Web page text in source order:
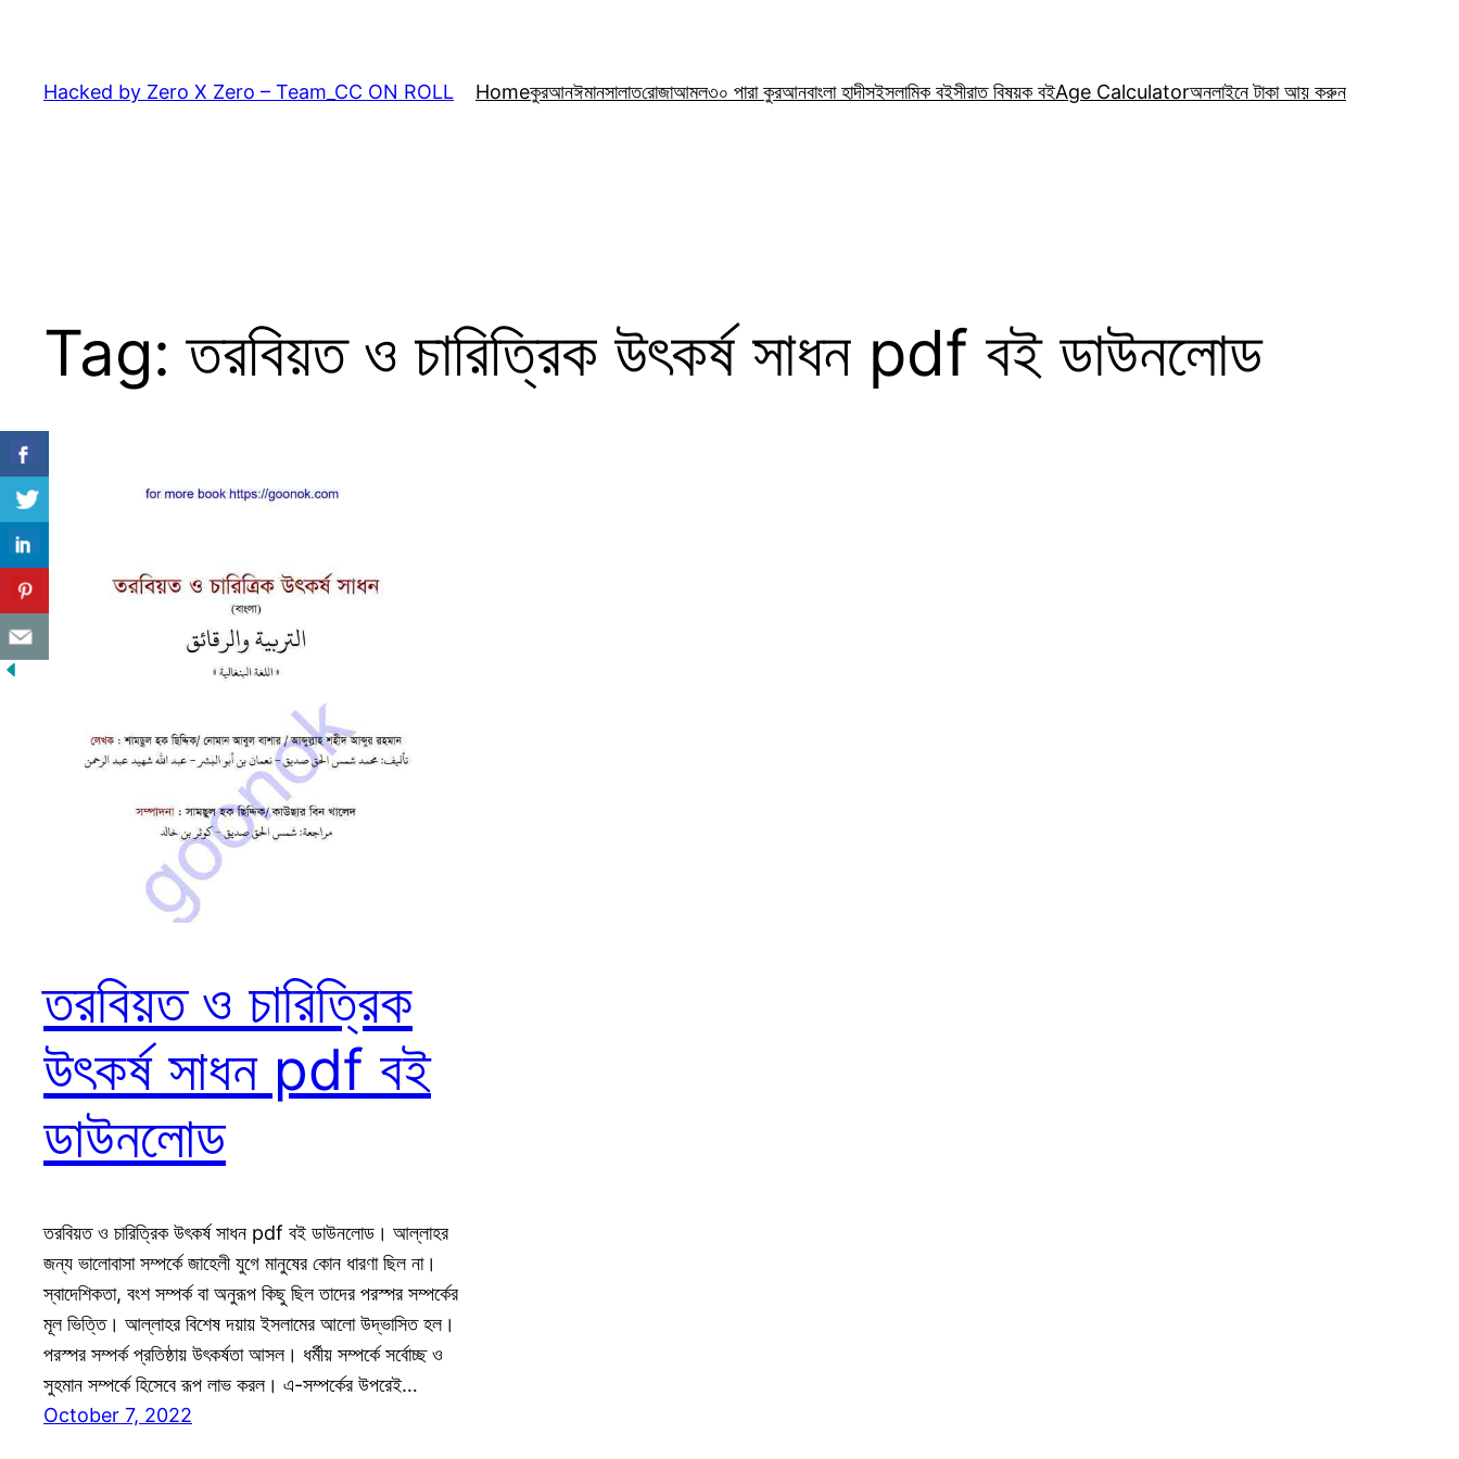
content
Hacked by Zero X Zero – Team_CC ON ROLL Homeকুরআনঈমানসালাতরোজাআমল৩০ পারা কুরআনবাংলা হাদীসইসলামিক বইসীরাত বিষয়ক বইAge Calculatorঅনলাইনে টাকা আয় করুন
Tag:তরবিয়ত ও চারিত্রিক উৎকর্ষ সাধন pdf বই ডাউনলোড
তরবিয়ত ও চারিত্রিক
উৎকর্ষ সাধন pdf বই
ডাউনলোড
তরবিয়ত ও চারিত্রিক উৎকর্ষ সাধন pdf বই ডাউনলোড। আল্লাহর
জন্য ভালোবাসা সম্পর্কে জাহেলী যুগে মানুষের কোন ধারণা ছিল না।
স্বাদেশিকতা, বংশ সম্পর্ক বা অনুরূপ কিছু ছিল তাদের পরস্পর সম্পর্কের
মূল ভিত্তি। আল্লাহর বিশেষ দয়ায় ইসলামের আলো উদ্ভাসিত হল।
পরস্পর সম্পর্ক প্রতিষ্ঠায় উৎকর্ষতা আসল। ধর্মীয় সম্পর্কে সর্বোচ্ছ ও
সুহমান সম্পর্কে হিসেবে রূপ লাভ করল। এ-সম্পর্কের উপরেই…
October 7, 2022